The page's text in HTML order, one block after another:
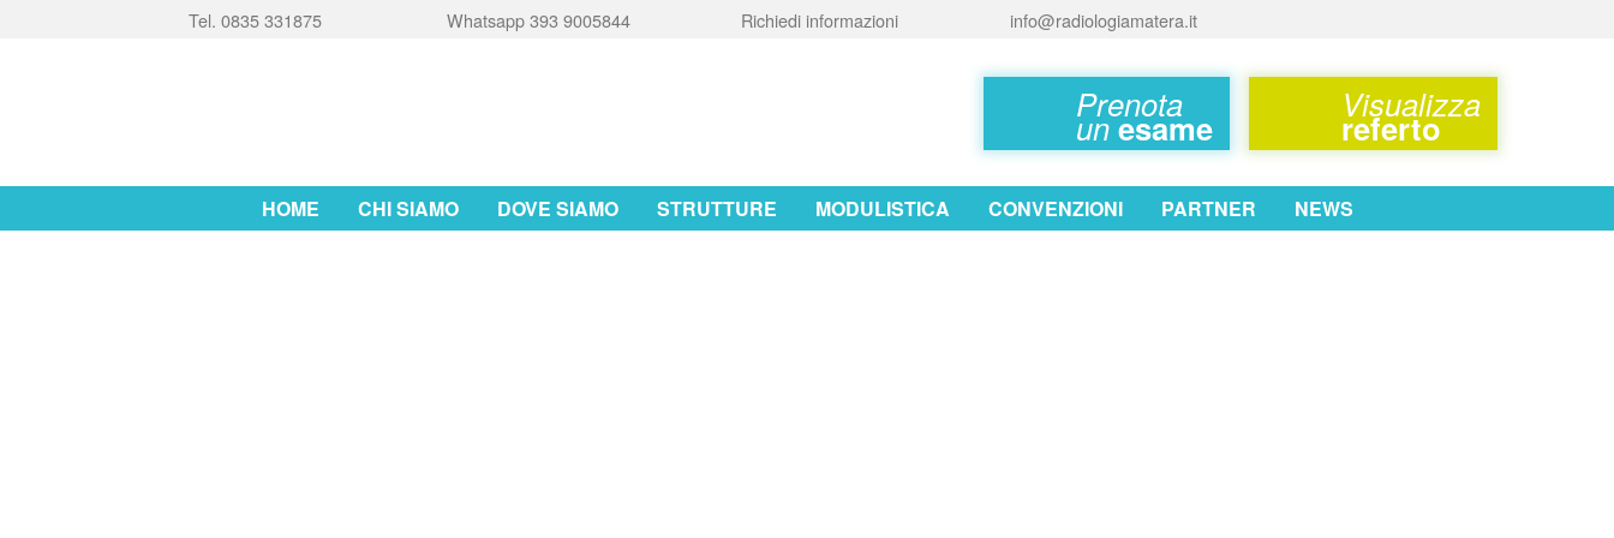
Tel. 0835 331875 Whatsapp 393 9005844 Richiedi informazioni info@radiologiamatera.it
Visualizza
referto
Prenota
unesame
HOME CHI SIAMO DOVE SIAMO STRUTTURE MODULISTICA CONVENZIONI PARTNER NEWS